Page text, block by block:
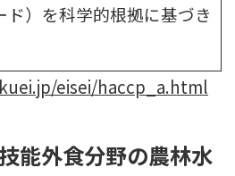
ド）を科学的根拠に基づき
eisei/haccp_a.html
能外食分野の農林水